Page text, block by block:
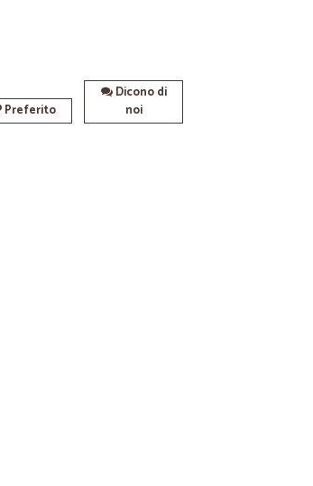
Preferito
Dicono di
noi